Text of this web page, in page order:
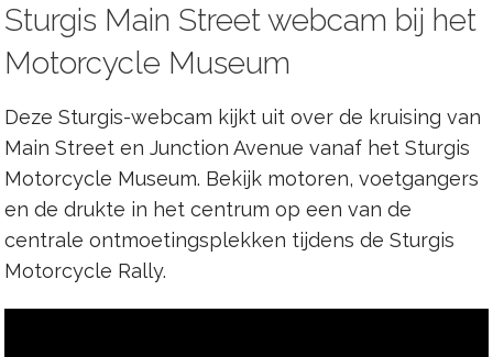
Sturgis Main Street webcam bij het
Motorcycle Museum
Deze Sturgis-webcam kijkt uit over de kruising van
Main Street en Junction Avenue vanaf het Sturgis
Motorcycle Museum. Bekijk motoren, voetgangers
en de drukte in het centrum op een van de
centrale ontmoetingsplekken tijdens de Sturgis
Motorcycle Rally.